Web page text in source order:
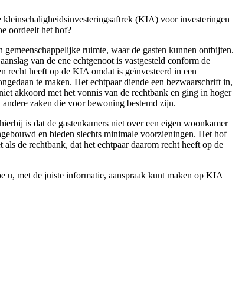
kleinschaligheidsinvesteringsaftrek (KIA) voor investeringen
oordeelt het hof?
ruimte, waar de gasten kunnen ontbijten.
van de ene echtgenoot is vastgesteld conform de
recht heeft op de KIA omdat is geïnvesteerd in een
te maken. Het echtpaar diende een bezwaarschrift in,
akkoord met het vonnis van de rechtbank en ging in hoger
zaken die voor bewoning bestemd zijn.
is dat de gastenkamers niet over een eigen woonkamer
en bieden slechts minimale voorzieningen. Het hof
de rechtbank, dat het echtpaar daarom recht heeft op de
u, met de juiste informatie, aanspraak kunt maken op KIA